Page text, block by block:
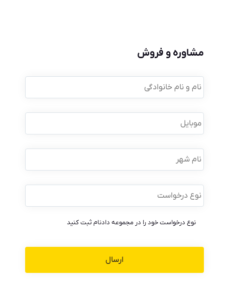
مشاوره و فروش
نام
و
نام
موبایل *
نام
شهر
نوع
درخواست *
نوع درخواست خود را در مجموعه دادنام ثبت کنید